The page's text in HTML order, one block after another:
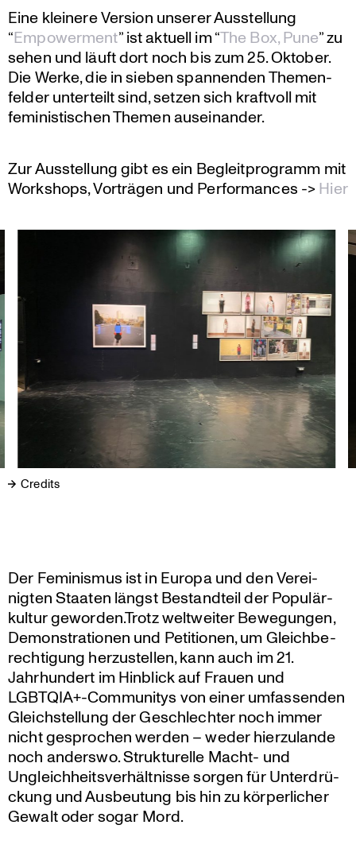
Eine kleinere Version unserer Ausstel­lung
“Empower­ment” ist aktuell im “The Box, Pune” zu
sehen und läuft dort noch bis zum 25. Oktober.
Die Werke, die in sieben spannenden Themen­
felder unter­teilt sind, setzen sich kraftvoll mit
feminis­ti­schen Themen auseinander.
Zur Ausstel­lung gibt es ein Begleit­pro­gramm mit
Workshops, Vorträgen und Perfor­mances ->Hier
Credits
Der Feminismus ist in Europa und den Verei­
nigten Staaten längst Bestand­teil der Populär­
kultur geworden.Trotz weltweiter Bewegungen,
Demons­tra­tionen und Petitionen, um Gleich­be­
rech­ti­gung herzu­stellen, kann auch im 21.
Jahrhun­dert im Hinblick auf Frauen und
LGBTQIA+-Communitys von einer umfas­senden
Gleich­stel­lung der Geschlechter noch immer
nicht gespro­chen werden – weder hierzu­lande
noch anderswo. Struk­tu­relle Macht- und
Ungleich­heits­ver­hält­nisse sorgen für Unter­drü­
ckung und Ausbeu­tung bis hin zu körper­li­cher
Gewalt oder sogar Mord.